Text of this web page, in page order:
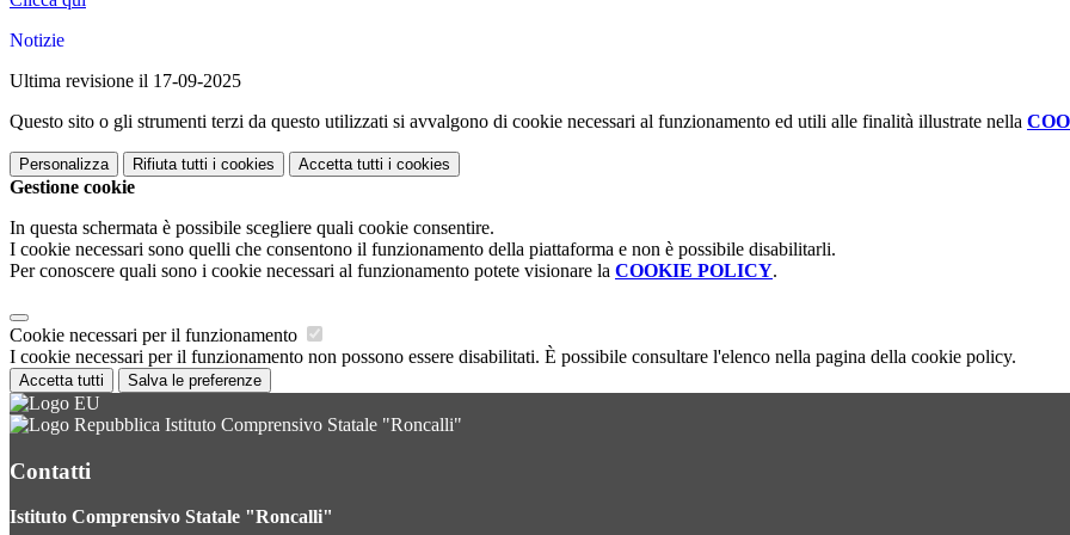
Notizie
Ultima revisione il 17-09-2025
Questo sito o gli strumenti terzi da questo utilizzati si avvalgono di cookie necessari al funzionamento ed utili alle finalità illustrate nella
Personalizza Rifiuta tutti i cookies Accetta tutti i cookies
Gestione cookie
In questa schermata è possibile scegliere quali cookie consentire.
I cookie necessari sono quelli che consentono il funzionamento della piattaforma e non è possibile disabilitarli.
Per conoscere quali sono i cookie necessari al funzionamento potete visionare la COOKIE POLICY.
Cookie necessari per il funzionamento
I cookie necessari per il funzionamento non possono essere disabilitati. È possibile consultare l'elenco nella pagina della cookie policy.
Accetta tutti Salva le preferenze
Istituto Comprensivo Statale "Roncalli"
Contatti
Istituto Comprensivo Statale "Roncalli"